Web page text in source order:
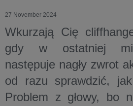
27 November 2024
Wkurzają Cię
gdy w ostatniej
następuje nagły zwrot
od razu sprawdzić,
Problem z głowy, bo